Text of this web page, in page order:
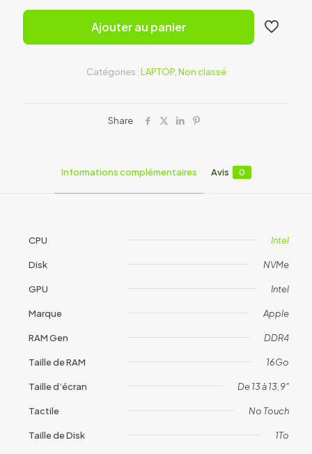
Ajouter au panier
Catégories :LAPTOP, Non classé
Share
Informations complémentaires Avis 0
CPU Intel
Disk NVMe
GPU Intel
Marque Apple
RAM Gen DDR4
Taille de RAM 16Go
Taille d’écran De 13 à 13,9"
Tactile No Touch
Taille de Disk 1To